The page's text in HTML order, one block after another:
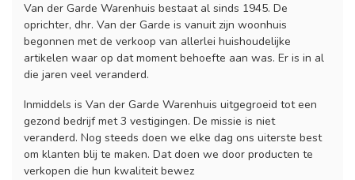
Van der Garde Warenhuis bestaat al sinds 1945. De
oprichter, dhr. Van der Garde is vanuit zijn woonhuis
begonnen met de verkoop van allerlei huishoudelijke
artikelen waar op dat moment behoefte aan was. Er is in al
die jaren veel veranderd.
Inmiddels is Van der Garde Warenhuis uitgegroeid tot een
gezond bedrijf met 3 vestigingen. De missie is niet
veranderd. Nog steeds doen we elke dag ons uiterste best
om klanten blij te maken. Dat doen we door producten te
verkopen die hun kwaliteit bewez